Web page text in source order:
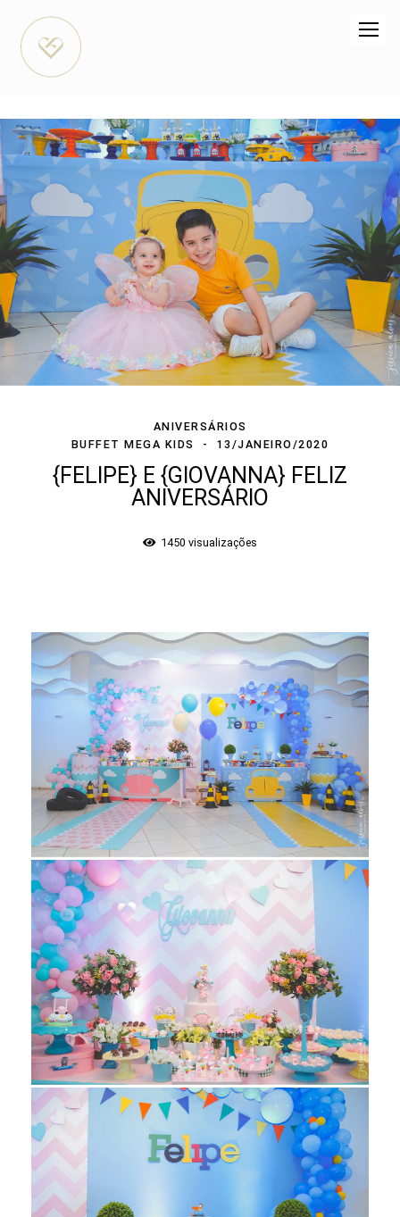
ANIVERSÁRIOS
BUFFET MEGA KIDS
13/JANEIRO/2020
{FELIPE} E {GIOVANNA} FELIZ
ANIVERSÁRIO
1450 visualizações